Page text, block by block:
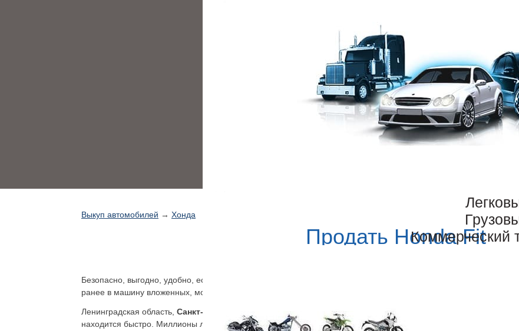
Коммерческий
Выкуп автомобилей → Хонда
Продать Honda Fit
Безопасно, выгодно, удобно, если надо реализовать авто с пробегом, после ДТП, воспользоваться услугой
ранее в машину вложенных, можно вернуть.
Ленинградская область, Санкт-Петербург
не сложно продать Хонда Фит на первый взгляд. Иногда проблемы
находится быстро. Миллионы людей ежедневно пробуют продать автомобиль, лишь 300-400 сделок